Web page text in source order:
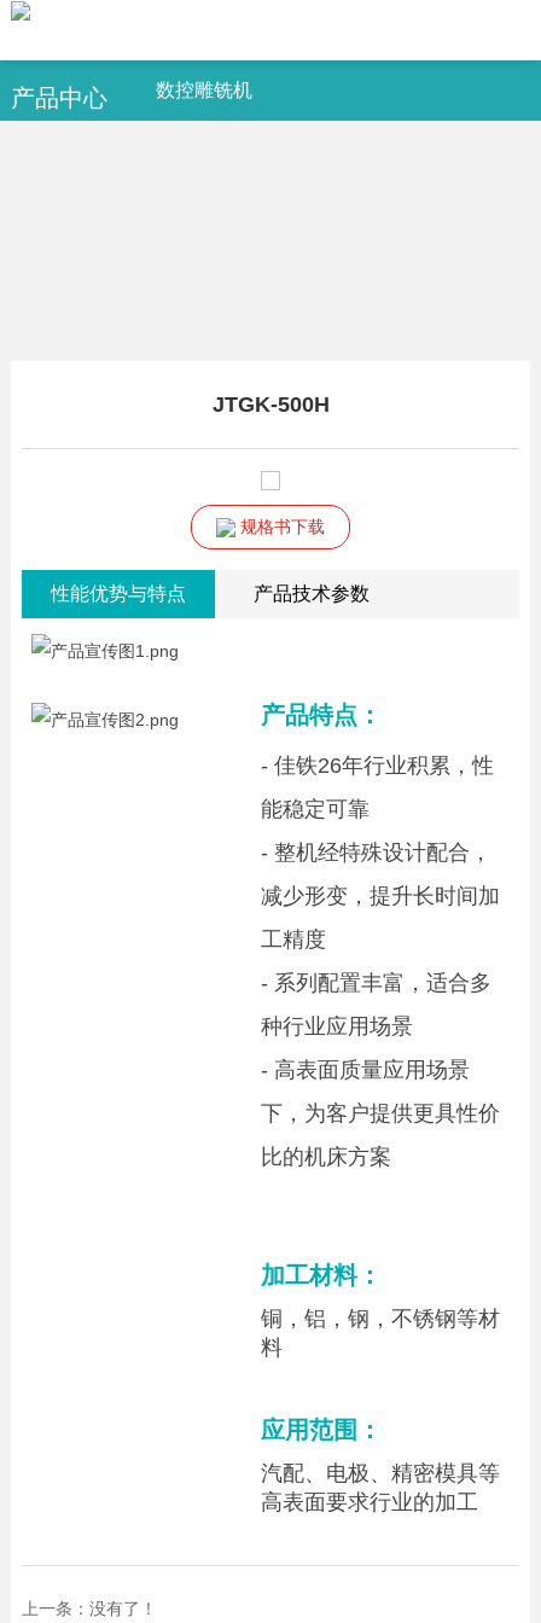
产品中心 数控雕铣机
JTGK-500H
规格书下载
性能优势与特点 产品技术参数
产品特点：
- 佳铁26年行业积累，性
能稳定可靠
- 整机经特殊设计配合，
减少形变，提升长时间加
工精度
- 系列配置丰富，适合多
种行业应用场景
- 高表面质量应用场景
下，为客户提供更具性价
比的机床方案
加工材料：
铜，铝，钢，不锈钢等材
料
应用范围：
汽配、电极、精密模具等
高表面要求行业的加工
上一条：没有了！